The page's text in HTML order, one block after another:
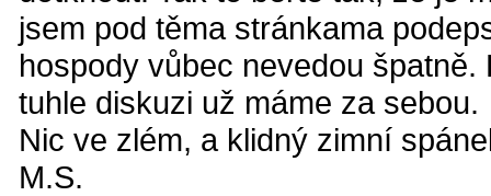
jsem pod těma stránkama
hospody vůbec nevedou
tuhle diskuzi už máme za sebou.
Nic ve zlém, a klidný zimní
M.S.